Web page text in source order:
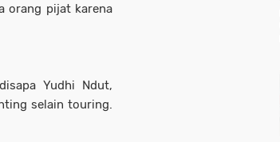
orang pijat karena
Yudhi Ndut,
selain touring.